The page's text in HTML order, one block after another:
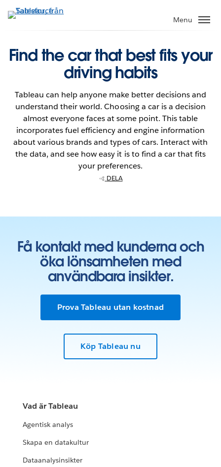
vidare
Menu
Find the car that best fits your
driving habits
Tableau can help anyone make better decisions and
understand their world. Choosing a car is a decision
almost everyone faces at some point. This table
incorporates fuel efficiency and engine information
about various brands and types of cars. Interact with
the data, and see how easy it is to find a car that fits
your preferences.
DELA
Få kontakt med kunderna och
öka lönsamheten med
användbara insikter.
Prova Tableau utan kostnad
Köp Tableau nu
Vad är Tableau
Agentisk analys
Skapa en datakultur
Dataanalysinsikter